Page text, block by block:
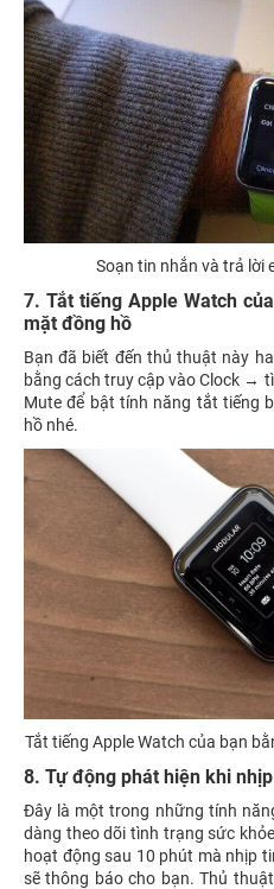
Soạn tin nhắn và trả lời
7. Tắt tiếng Apple Watch
mặt đồng hồ
Bạn đã biết đến thủ thuật này
bằng cách truy cập vào Clock →
Mute để bật tính năng tắt tiếng
hồ nhé.
Tắt tiếng Apple Watch của bạn
8. Tự động phát hiện khi
Đây là một trong những tính
dàng theo dõi tình trạng sức
hoạt động sau 10 phút mà nhịp
sẽ thông báo cho bạn. Thủ